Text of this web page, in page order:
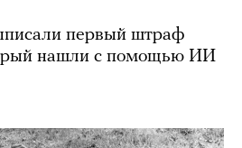
первый штраф
нашли с помощью ИИ